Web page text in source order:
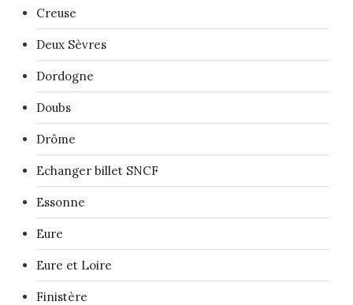
Creuse
Deux Sèvres
Dordogne
Doubs
Drôme
Echanger billet SNCF
Essonne
Eure
Eure et Loire
Finistère